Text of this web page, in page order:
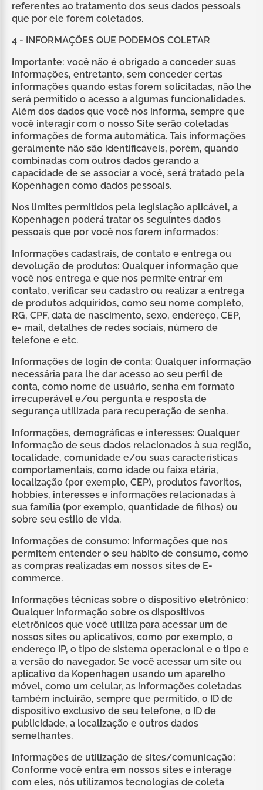
referentes ao tratamento dos seus dados pessoais
que por ele forem coletados.
4 - INFORMAÇÕES QUE PODEMOS COLETAR
Importante: você não é obrigado a conceder suas
informações, entretanto, sem conceder certas
informações quando estas forem solicitadas, não lhe
será permitido o acesso a algumas funcionalidades.
Além dos dados que você nos informa, sempre que
você interagir com o nosso Site serão coletadas
informações de forma automática. Tais informações
geralmente não são identificáveis, porém, quando
combinadas com outros dados gerando a
capacidade de se associar a você, será tratado pela
Kopenhagen como dados pessoais.
Nos limites permitidos pela legislação aplicável, a
Kopenhagen poderá́ tratar os seguintes dados
pessoais que por você nos forem informados:
Informações cadastrais, de contato e entrega ou
devolução de produtos: Qualquer informação que
você nos entrega e que nos permite entrar em
contato, veriﬁcar seu cadastro ou realizar a entrega
de produtos adquiridos, como seu nome completo,
RG, CPF, data de nascimento, sexo, endereço, CEP,
e- mail, detalhes de redes sociais, número de
telefone e etc.
Informações de login de conta: Qualquer informação
necessária para lhe dar acesso ao seu perfil de
conta, como nome de usuário, senha em formato
irrecuperável e/ou pergunta e resposta de
segurança utilizada para recuperação de senha.
Informações, demográficas e interesses: Qualquer
informação de seus dados relacionados à sua região,
localidade, comunidade e/ou suas características
comportamentais, como idade ou faixa etária,
localização (por exemplo, CEP), produtos favoritos,
hobbies, interesses e informações relacionadas à
sua família (por exemplo, quantidade de filhos) ou
sobre seu estilo de vida.
Informações de consumo: Informações que nos
permitem entender o seu hábito de consumo, como
as compras realizadas em nossos sites de E-
commerce.
Informações técnicas sobre o dispositivo eletrônico:
Qualquer informação sobre os dispositivos
eletrônicos que você utiliza para acessar um de
nossos sites ou aplicativos, como por exemplo, o
endereço IP, o tipo de sistema operacional e o tipo e
a versão do navegador. Se você acessar um site ou
aplicativo da Kopenhagen usando um aparelho
móvel, como um celular, as informações coletadas
também incluirão, sempre que permitido, o ID de
dispositivo exclusivo de seu telefone, o ID de
publicidade, a localização e outros dados
semelhantes.
Informações de utilização de sites/comunicação:
Conforme você entra em nossos sites e interage
com eles, nós utilizamos tecnologias de coleta